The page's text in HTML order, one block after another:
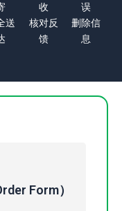
送
收
核对反
馈
误
删除信
息
Form）